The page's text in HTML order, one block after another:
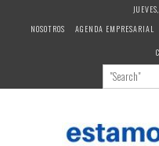
NOSOTROS
AGENDA EMPRESARIAL